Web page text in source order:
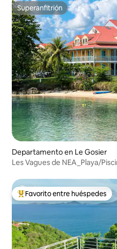
Superanfitrión
Superanfitrión
Departamento en Le Gosier
Les Vagues de NEA_Playa/
De los mejores en Favorito
Favorito entre huéspedes